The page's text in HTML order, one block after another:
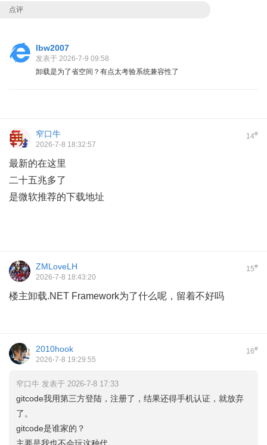
点评
lbw2007
发表于 2026-7-9 09:58
卸载是为了省空间？有点太考验系统兼容性了
14#
窄口牛
2026-7-8 18:32:57
最新的在这里
二十五兆多了
是微软推荐的下载地址
15#
ZMLoveLH
2026-7-8 18:43:20
楼主卸载.NET Framework为了什么呢，留着不好吗
16#
2010hook
2026-7-8 19:29:55
窄口牛 发表于 2026-7-8 17:33
gitcode我用第三方登陆，注册了，结果还得手机认证，就放弃
了。
gitcode是谁家的？
主要是我也不会玩这种代 ...